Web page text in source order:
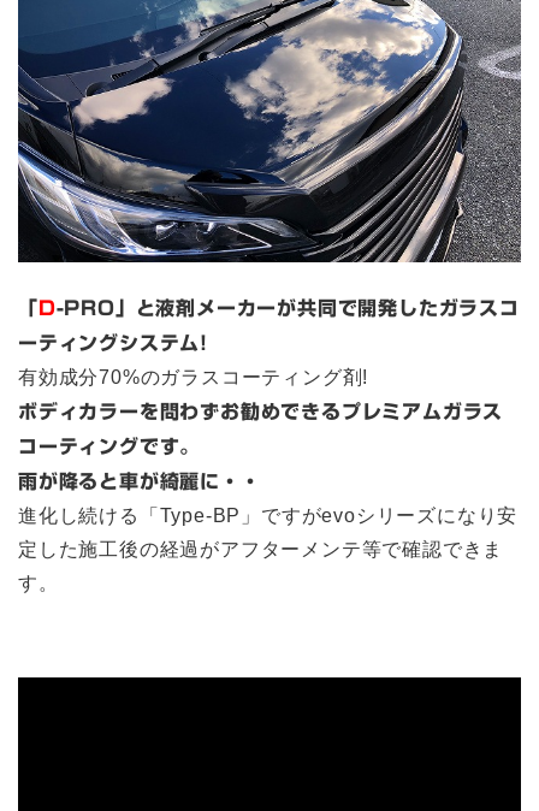
「 D-PRO」と液剤メーカーが共同で開発したガラスコ
ーティングシステム!
有効成分70%のガラスコーティング剤!
ボディカラーを問わずお勧めできるプレミアムガラス
コーティングです。
雨が降ると車が綺麗に・・
進化し続ける「Type-BP」ですがevoシリーズになり安
定した施工後の経過がアフターメンテ等で確認できま
す。